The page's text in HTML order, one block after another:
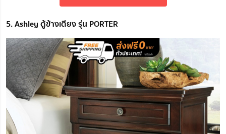
5. Ashley ตู้ข้างเตียง รุ่น PORTER